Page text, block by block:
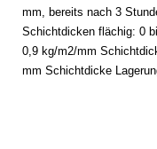
mm, bereits nach 3
Schichtdicken flächig: 0
0,9 kg/m2/mm
mm Schichtdicke